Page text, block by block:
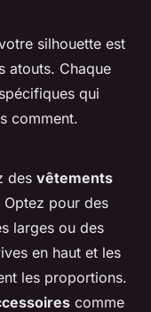
silhouette est
atouts. Chaque
qui
comment.
des vêtements
Optez pour des
larges ou des
en haut et les
les proportions.
comme